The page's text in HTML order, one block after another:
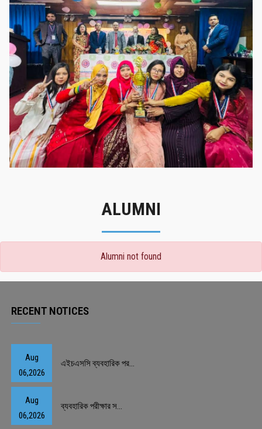
গৌরবের মুহূর্ত
গৌরবের মুহূর্ত
ALUMNI
Alumni not found
RECENT NOTICES
Aug
06,2026
এইচএসসি ব্যবহারিক পর...
Aug
06,2026
ব্যবহারিক পরীক্ষার স...